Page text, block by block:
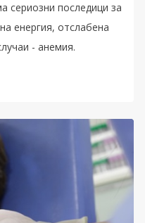
сериозни последици за
енергия, отслабена
- анемия.